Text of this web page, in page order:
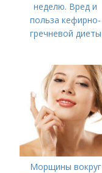
неделю. Вред и
польза кефирно-
гречневой диеты
Морщины вокруг